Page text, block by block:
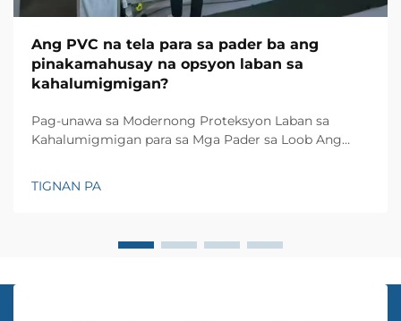
Ang PVC na tela para sa pader ba ang
pinakamahusay na opsyon laban sa
kahalumigmigan?
Pag-unawa sa Modernong Proteksyon Laban sa
Kahalumigmigan para sa Mga Pader sa Loob Ang
naging isang makabagong solusyon para sa mga
ay nag-aalok ng matibay at estetikong alternatibo sa
TIGNAN PA